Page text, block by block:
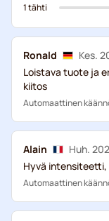
1 tähti
Ronald
Kes.
Loistava tuote ja
kiitos
Automaattinen
Alain
Huh.
Hyvä intensiteetti,
Automaattinen